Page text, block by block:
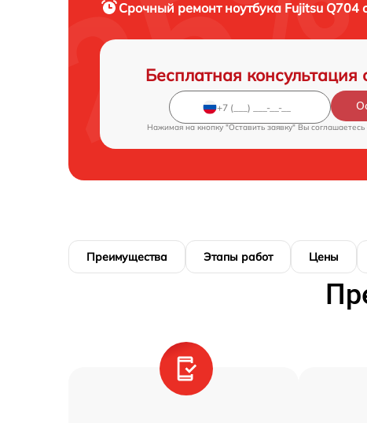
Срочный ремонт ноутбука Fujitsu Q704
Бесплатная консультация
Нажимая на кнопку "Оставить заявку" Вы соглашаетесь
Преимущества Этапы работ Цены